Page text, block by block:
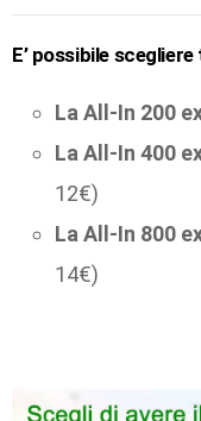
E’ possibile
La All-In 200
La All-In 400
12€)
La All-In 800
14€)